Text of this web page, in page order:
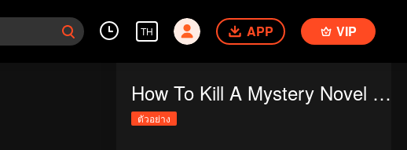
TH APP VIP
How To Kill A Mystery Novel Writer
ตัวอย่าง